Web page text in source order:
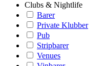
Clubs & Nightlife
Barer
Private Klubber
Pub
Stripbarer
Venues